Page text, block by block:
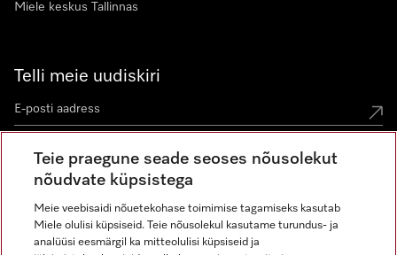
Miele keskus Tallinnas
Telli meie uudiskiri
Miele Instagramis
Miele Facebookis
Miele Youtube'is
Teie praegune seade seoses nõusolekut
nõudvate küpsistega
Meie veebisaidi nõuetekohase toimimise tagamiseks kasutab
Miele olulisi küpsiseid. Teie nõusolekul kasutame turundus- ja
analüüsi eesmärgil ka mitteolulisi küpsiseid ja